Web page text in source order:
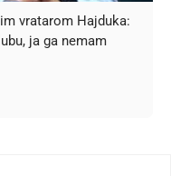
vratarom Hajduka:
ja ga nemam